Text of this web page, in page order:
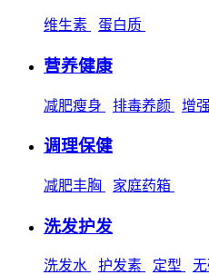
维生素 蛋白质
营养健康
减肥瘦身 排毒养颜 增
调理保健
减肥丰胸 家庭药箱
洗发护发
洗发水 护发素 定型